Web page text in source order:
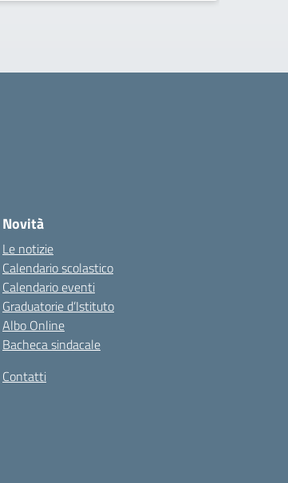
Novità
Le notizie
Calendario scolastico
Calendario eventi
Graduatorie d’Istituto
Albo Online
Bacheca sindacale
Contatti